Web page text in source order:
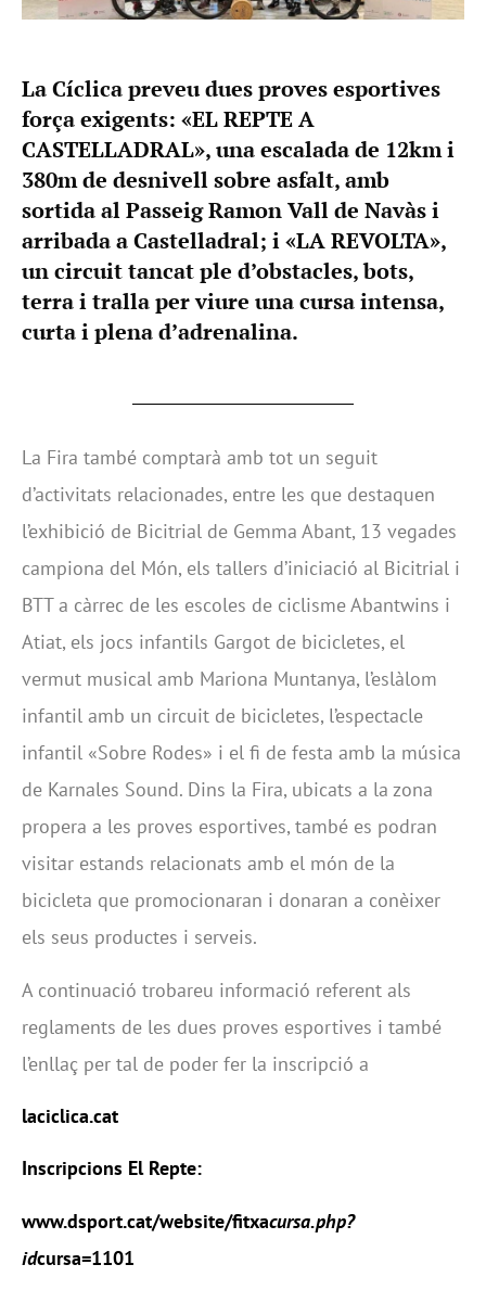
La Cíclica preveu dues proves esportives
força exigents: «EL REPTE A
CASTELLADRAL», una escalada de 12km i
380m de desnivell sobre asfalt, amb
sortida al Passeig Ramon Vall de Navàs i
arribada a Castelladral; i «LA REVOLTA»,
un circuit tancat ple d’obstacles, bots,
terra i tralla per viure una cursa intensa,
curta i plena d’adrenalina.
La Fira també comptarà amb tot un seguit
d’activitats relacionades, entre les que destaquen
l’exhibició de Bicitrial de Gemma Abant, 13 vegades
campiona del Món, els tallers d’iniciació al Bicitrial i
BTT a càrrec de les escoles de ciclisme Abantwins i
Atiat, els jocs infantils Gargot de bicicletes, el
vermut musical amb Mariona Muntanya, l’eslàlom
infantil amb un circuit de bicicletes, l’espectacle
infantil «Sobre Rodes» i el fi de festa amb la música
de Karnales Sound. Dins la Fira, ubicats a la zona
propera a les proves esportives, també es podran
visitar estands relacionats amb el món de la
bicicleta que promocionaran i donaran a conèixer
els seus productes i serveis.
A continuació trobareu informació referent als
reglaments de les dues proves esportives i també
l’enllaç per tal de poder fer la inscripció a
laciclica.cat
Inscripcions El Repte:
www.dsport.cat/website/fitxacursa.php?
idcursa=1101